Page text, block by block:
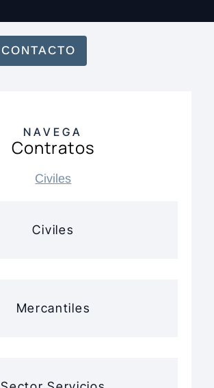
CONTACTO
NAVEGA
Contratos
Civiles
Civiles
Mercantiles